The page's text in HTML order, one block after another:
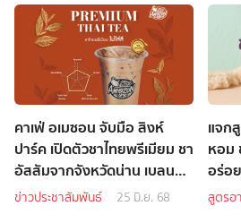
คาเฟ่ อเมซอน จับมือ สิงห์
ปาร์ค เปิดตัวชาไทยพรีเมียม ชา
อัสสัมจากจังหวัดน่าน เบลนด์
พิเศษที่มีสีน้ำชาตามธรรมชาติ
ข่าวประชาสัมพันธ์ 25 มิ.ย. 68
แจก
หอม
อร่อ
สูตรอ